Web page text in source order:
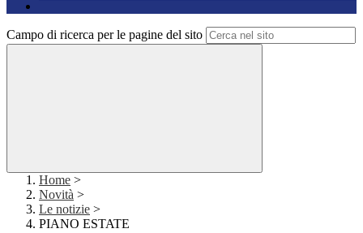
Campo di ricerca per le pagine del sito
Home >
Novità >
Le notizie >
PIANO ESTATE